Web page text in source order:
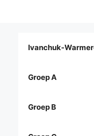
Ivanchuk-
Groep A
Groep B